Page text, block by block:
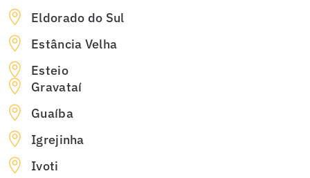
Eldorado do Sul
Estância Velha
Esteio
Gravataí
Guaíba
Igrejinha
Ivoti